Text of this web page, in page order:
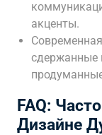
акценты.
сдержанные
FAQ:
Дизайне